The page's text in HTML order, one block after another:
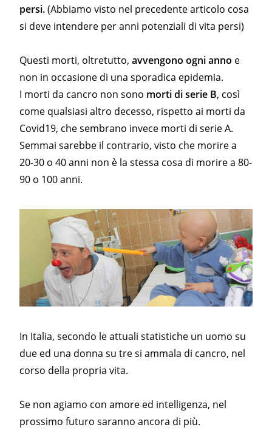
persi.(Abbiamo visto nel precedente articolo cosa
si deve intendere per anni potenziali di vita persi)
Questi morti, oltretutto,avvengono ogni anno e
non in occasione di una sporadica epidemia.
I morti da cancro non sono morti di serie B, così
come qualsiasi altro decesso, rispetto ai morti da
Covid19, che sembrano invece morti di serie A.
Semmai sarebbe il contrario, visto che morire a
20-30 o 40 anni non è la stessa cosa di morire a 80-
90 o 100 anni.
In Italia, secondo le attuali statistiche un uomo su
due ed una donna su tre si ammala di cancro, nel
corso della propria vita.
Se non agiamo con amore ed intelligenza, nel
prossimo futuro saranno ancora di più.